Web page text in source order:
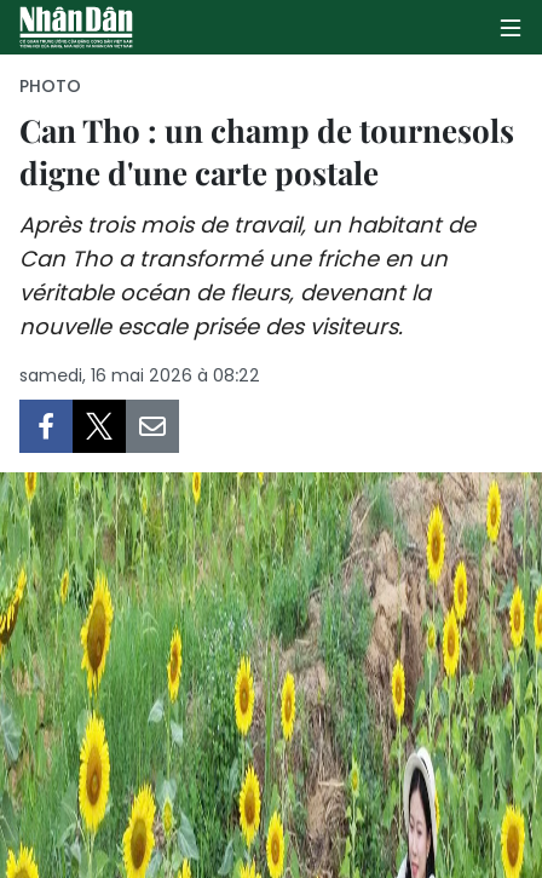
PAGE D'ACCUEIL
POLITIQUE
ÉCONOMIE
SOCIÉTÉ
ENVIRONNEMENT
SPORT
FRANCOPHONIE
PAYS NATAL
INTERNATIONAL
MÉGASTORIE
INFOGRAPHIE
PHOTO
Can Tho : un champ de tournesols
digne d'une carte postale
Après trois mois de travail, un habitant de
Can Tho a transformé une friche en un
véritable océan de fleurs, devenant la
nouvelle escale prisée des visiteurs.
samedi, 16 mai 2026 à 08:22